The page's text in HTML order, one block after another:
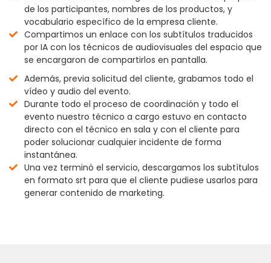
de los participantes, nombres de los productos, y
vocabulario específico de la empresa cliente.
Compartimos un enlace con los subtítulos traducidos
por IA con los técnicos de audiovisuales del espacio que
se encargaron de compartirlos en pantalla.
Además, previa solicitud del cliente, grabamos todo el
vídeo y audio del evento.
Durante todo el proceso de coordinación y todo el
evento nuestro técnico a cargo estuvo en contacto
directo con el técnico en sala y con el cliente para
poder solucionar cualquier incidente de forma
instantánea.
Una vez terminó el servicio, descargamos los subtítulos
en formato srt para que el cliente pudiese usarlos para
generar contenido de marketing.